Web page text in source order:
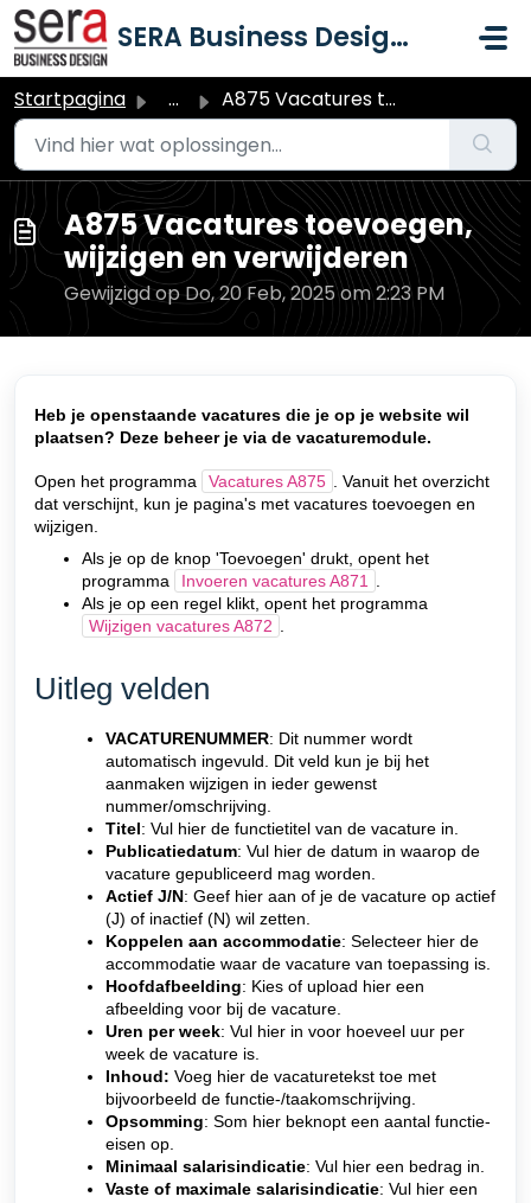
Doorgaan naar hoofdinhoud
SERA Business Design B.V.
Startpagina ... A875 Vacatures toevoegen, wijzigen en verwijderen
A875 Vacatures toevoegen,
wijzigen en verwijderen
Gewijzigd op Do, 20 Feb, 2025 om 2:23 PM
Heb je openstaande vacatures die je op je website wil
plaatsen? Deze beheer je via de vacaturemodule.
Open het programma Vacatures A875
. Vanuit het overzicht
dat verschijnt, kun je pagina's met vacatures toevoegen en
wijzigen.
Als je op de knop 'Toevoegen' drukt, opent het
programma
Invoeren vacatures A871
Als je op een regel klikt, opent het programma
Wijzigen vacatures A872
Uitleg velden
VACATURENUMMER: Dit nummer wordt
automatisch ingevuld. Dit veld kun je bij het
aanmaken wijzigen in ieder gewenst
nummer/omschrijving.
Titel: Vul hier de functietitel van de vacature in.
Publicatiedatum: Vul hier de datum in waarop de
vacature gepubliceerd mag worden.
Actief J/N: Geef hier aan of je de vacature op actief
(J) of inactief (N) wil zetten.
Koppelen aan accommodatie: Selecteer hier de
accommodatie waar de vacature van toepassing is.
Hoofdafbeelding: Kies of upload hier een
afbeelding voor bij de vacature.
Uren per week: Vul hier in voor hoeveel uur per
week de vacature is.
Inhoud: Voeg hier de vacaturetekst toe met
bijvoorbeeld de functie-/taakomschrijving.
Opsomming: Som hier beknopt een aantal functie-
eisen op.
Minimaal salarisindicatie: Vul hier een bedrag in.
Vaste of maximale salarisindicatie: Vul hier een